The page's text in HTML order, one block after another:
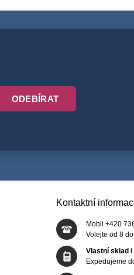
ODEBÍRAT
Kontaktní
Mobil +420
Volejte od 8
Vlastní sklad
Expedujeme